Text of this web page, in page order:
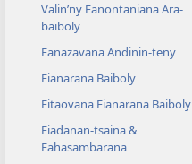
Valin’ny Fanontaniana Ara-
baiboly
Fanazavana Andinin-teny
Fianarana Baiboly
Fitaovana Fianarana Baiboly
Fiadanan-tsaina &
Fahasambarana